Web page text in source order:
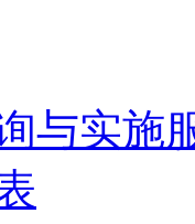
与实施